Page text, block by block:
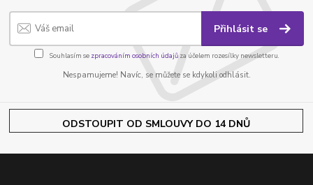
Přihlásit se
Souhlasím se zpracováním osobních údajůza účelem rozesílky newsletteru.
Nespamujeme! Navíc, se můžete se kdykoli odhlásit.
ODSTOUPIT OD SMLOUVY DO 14 DNŮ